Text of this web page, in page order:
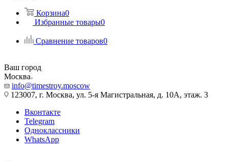
Корзина0
Избранные товары0
Сравнение товаров0
Ваш город
Москва
info@timestroy.moscow
123007, г. Москва, ул. 5-я Магистральная, д. 10А, этаж. 3
Вконтакте
Telegram
Одноклассники
WhatsApp